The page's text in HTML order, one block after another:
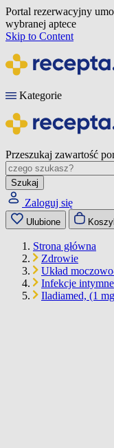
Portal rezerwacyjny
wybranej aptece
Skip to Content
Kategorie
Przeszukaj zawartość
Szukaj
Zaloguj się
Ulubione
Strona główna
Zdrowie
Układ
Infekcje intymne
Iladiamed, (1